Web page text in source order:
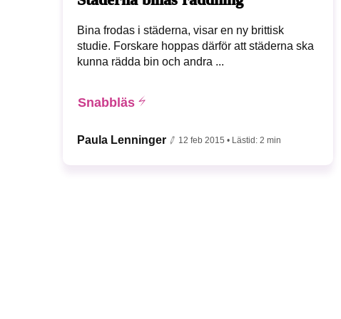
Bina frodas i städerna, visar en ny brittisk
studie. Forskare hoppas därför att städerna ska
kunna rädda bin och andra ...
Snabbläs
Paula Lenninger 12 feb 2015 • Lästid: 2 min